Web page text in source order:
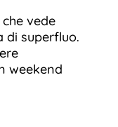
che vede
di superfluo.
weekend